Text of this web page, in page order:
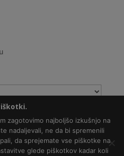
osebnih podatkov
NVO za avtizem Slovenije
zagotovimo najboljšo izkušnjo na
nadaljevali, ne da bi spremenili
da sprejemate vse piškotke na
glede piškotkov kadar koli